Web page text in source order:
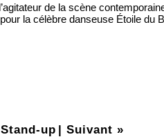
de la scène
la célèbre danseuse Étoile du
up | Suivant »